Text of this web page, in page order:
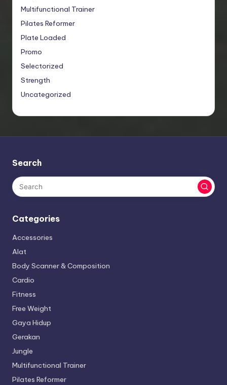
Multifunctional Trainer
Pilates Reformer
Plate Loaded
Promo
Selectorized
Strength
Uncategorized
Search
Categories
Accessories
Alat
Body Scanner & Composition
Cardio
Fitness
Free Weight
Gaya Hidup
Gerakan
Jungle
Multifunctional Trainer
Pilates Reformer